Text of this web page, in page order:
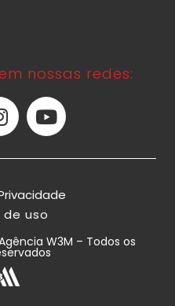
nossas redes:
de uso
W3M – Todos os